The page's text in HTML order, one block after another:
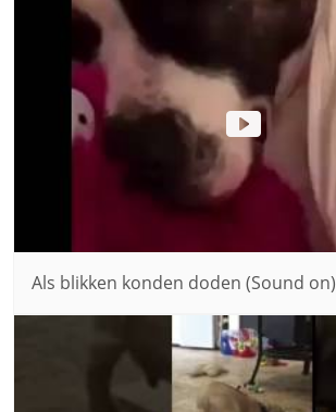
Als blikken konden doden (Sound on)